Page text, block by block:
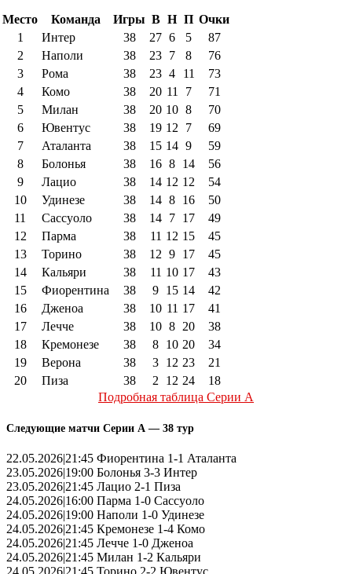
Место Команда Игры В Н П Очки
1
Интер 38 27 6 5
87
2
Наполи 38 23 7 8
76
3
Рома 38 23 4 11
73
4
Комо 38 20 11 7
71
5
Милан 38 20 10 8
70
6
Ювентус 38 19 12 7
69
7
Аталанта 38 15 14 9
59
8
Болонья 38 16 8 14
56
9
Лацио 38 14 12 12
54
10
Удинезе 38 14 8 16
50
11
Сассуоло 38 14 7 17
49
12
Парма 38 11 12 15
45
13
Торино 38 12 9 17
45
14
Кальяри 38 11 10 17
43
15
Фиорентина 38 9 15 14
42
16
Дженоа 38 10 11 17
41
17
Лечче 38 10 8 20
38
18
Кремонезе 38 8 10 20
34
19
Верона 38 3 12 23
21
20
Пиза 38 2 12 24
18
Подробная таблица Серии А
Следующие матчи Серии А — 38 тур
22.05.2026|21:45 Фиорентина 1-1 Аталанта
23.05.2026|19:00 Болонья 3-3 Интер
23.05.2026|21:45 Лацио 2-1 Пиза
24.05.2026|16:00 Парма 1-0 Сассуоло
24.05.2026|19:00 Наполи 1-0 Удинезе
24.05.2026|21:45 Кремонезе 1-4 Комо
24.05.2026|21:45 Лечче 1-0 Дженоа
24.05.2026|21:45 Милан 1-2 Кальяри
24.05.2026|21:45 Торино 2-2 Ювентус